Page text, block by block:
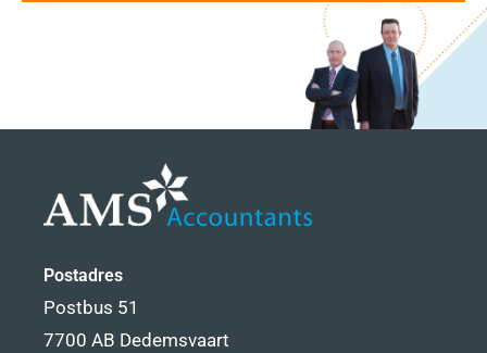
Postadres
Postbus 51
7700 AB Dedemsvaart